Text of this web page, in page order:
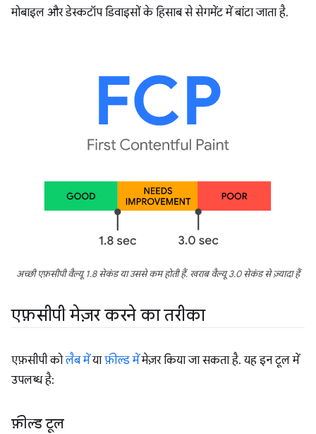
मोबाइल और डेस्कटॉप डिवाइसों के हिसाब से सेगमेंट में बांटा जाता है.
अच्छी एफ़सीपी वैल्यू 1.8 सेकंड या उससे कम होती हैं. खराब वैल्यू 3.0 सेकंड से ज़्यादा हैं
एफ़सीपी मेज़र करने का तरीका
एफ़सीपी कोलैब मेंयाफ़ील्ड मेंमेज़र किया जा सकता है. यह इन टूल में
उपलब्ध है:
फ़ील्ड टूल